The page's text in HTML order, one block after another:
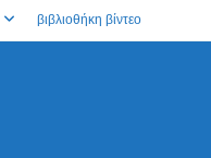
βιβλιοθήκη βίντεο